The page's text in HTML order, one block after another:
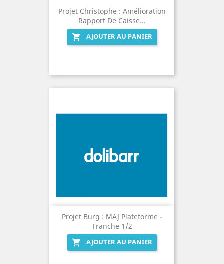
Projet Christophe : Amélioration
Rapport De Caisse...

AJOUTER AU PANIER
Projet Burg : MAJ Plateforme -
Tranche 1/2

AJOUTER AU PANIER